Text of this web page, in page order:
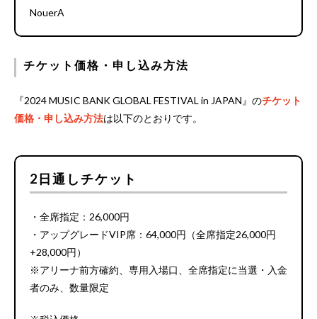
NouerA
チケット価格・申し込み方法
『2024 MUSIC BANK GLOBAL FESTIVAL in JAPAN』のチケット
価格・申し込み方法は以下のとおりです。
2日通しチケット
・全席指定：26,000円
・アップグレードVIP席：64,000円（全席指定26,000円
+28,000円）
※アリーナ前方確約、専用入場口、全席指定に当選・入金
者のみ、数量限定